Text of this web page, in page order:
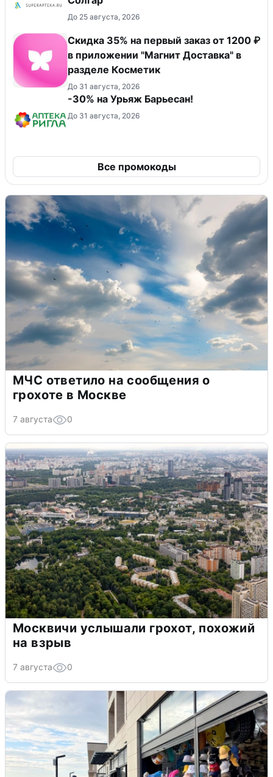
До 25 августа, 2026
​Скидка 35% на первый заказ от 1200 ₽
в приложении "Магнит Доставка"​ в
разделе Косметик
До 31 августа, 2026
-30% на Урьяж Барьесан!
До 31 августа, 2026
Все промокоды
МЧС ответило на сообщения о
грохоте в Москве
7 августа 0
Москвичи услышали грохот, похожий
на взрыв
7 августа 0